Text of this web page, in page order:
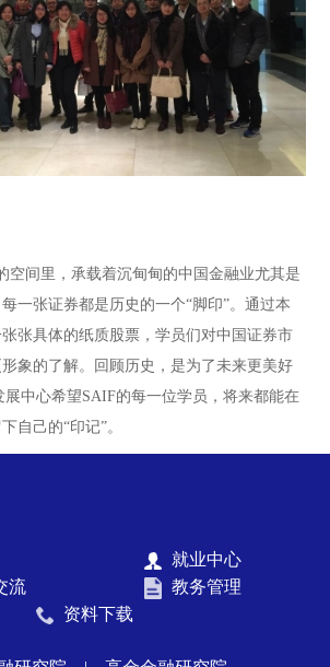
空间里，承载着沉甸甸的中国金融业尤其是
一张证券都是历史的一个“脚印”。通过本
张具体的纸质股票，学员们对中国证券市
象的了解。回顾历史，是为了未来更美好
展中心希望SAIF的每一位学员，将来都能在
自己的“印记”。
就业中心
流
教务管理
资料下载